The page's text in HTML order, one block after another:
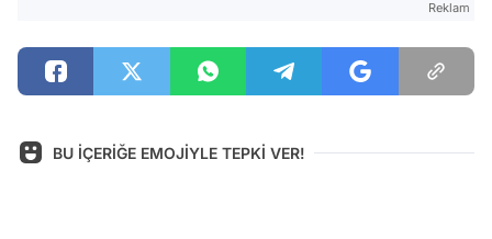
Reklam
BU İÇERİĞE EMOJİYLE TEPKİ VER!